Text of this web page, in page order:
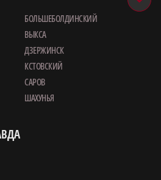
БОЛЬШЕБОЛДИНСКИЙ
ВЫКСА
ДЗЕРЖИНСК
КСТОВСКИЙ
САРОВ
ШАХУНЬЯ